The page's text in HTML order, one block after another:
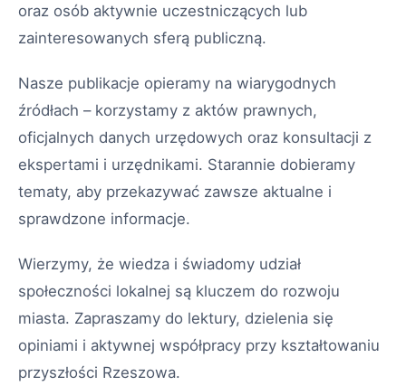
oraz osób aktywnie uczestniczących lub
zainteresowanych sferą publiczną.
Nasze publikacje opieramy na wiarygodnych
źródłach – korzystamy z aktów prawnych,
oficjalnych danych urzędowych oraz konsultacji z
ekspertami i urzędnikami. Starannie dobieramy
tematy, aby przekazywać zawsze aktualne i
sprawdzone informacje.
Wierzymy, że wiedza i świadomy udział
społeczności lokalnej są kluczem do rozwoju
miasta. Zapraszamy do lektury, dzielenia się
opiniami i aktywnej współpracy przy kształtowaniu
przyszłości Rzeszowa.